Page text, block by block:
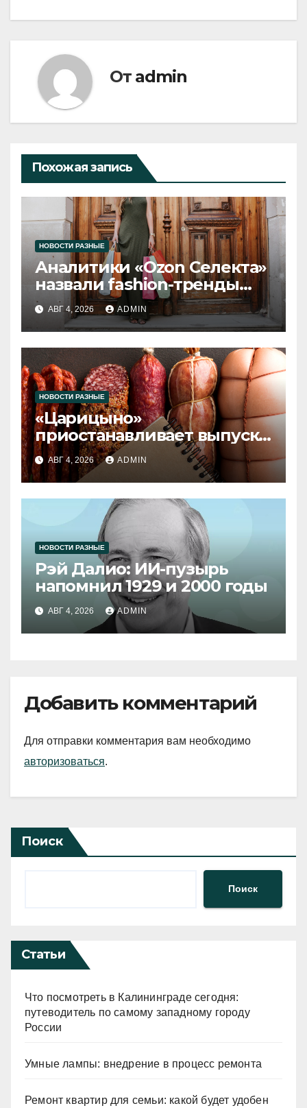
От admin
Похожая запись
НОВОСТИ РАЗНЫЕ
Аналитики «Ozon Селекта»
назвали fashion-тренды
2026 года
АВГ 4, 2026 ADMIN
НОВОСТИ РАЗНЫЕ
«Царицыно»
приостанавливает выпуск
продукции
АВГ 4, 2026 ADMIN
НОВОСТИ РАЗНЫЕ
Рэй Далио: ИИ-пузырь
напомнил 1929 и 2000 годы
АВГ 4, 2026 ADMIN
Добавить комментарий
Для отправки комментария вам необходимо
авторизоваться.
Поиск
Поиск
Статьи
Что посмотреть в Калининграде сегодня:
путеводитель по самому западному городу
России
Умные лампы: внедрение в процесс ремонта
Ремонт квартир для семьи: какой будет удобен